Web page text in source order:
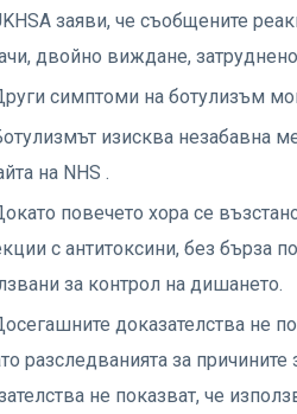
заяви, че съобщените
двойно виждане,
симптоми на ботулизъм
изисква незабавна
на NHS .
повечето хора се
с антитоксини, без бърза
за контрол на дишането.
доказателства не
разследванията за причините
не показват, че